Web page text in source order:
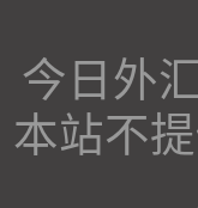
今日外
本站不